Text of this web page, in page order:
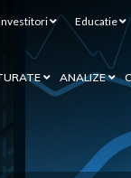
Educatie
ANALIZE